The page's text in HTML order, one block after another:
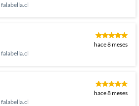
falabella.cl
hace 8 meses
falabella.cl
hace 8 meses
falabella.cl